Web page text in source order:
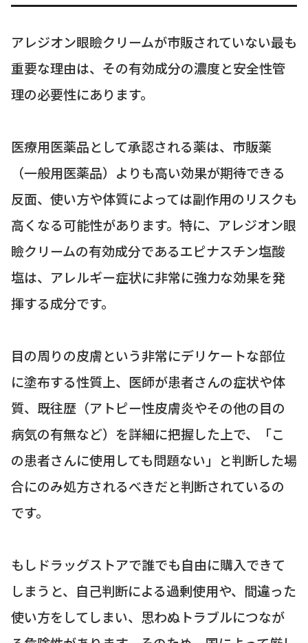
アレジオン眼瞼クリームが市販されていない最も
重要な理由は、その有効成分の濃度と安全性管
理の必要性にあります。
医療用医薬品として承認される薬は、市販薬
（一般用医薬品）よりも高い効果が期待できる
反面、使い方や体質によっては副作用のリスクも
高くなる可能性があります。特に、アレジオン眼
瞼クリームの有効成分であるエピナスチン塩酸
塩は、アレルギー症状に非常に強力な効果を発
揮する成分です。
目の周りの皮膚という非常にデリケートな部位
に塗布する性質上、医師が患者さんの症状や体
質、既往歴（アトピー性皮膚炎やその他の目の
病気の有無など）を詳細に把握した上で、「こ
の患者さんに使用しても問題ない」と判断した場
合にのみ処方されるべきだと判断されているの
です。
もしドラッグストアで誰でも自由に購入できて
しまうと、自己判断による過剰使用や、間違った
使い方をしてしまい、思わぬトラブルにつなが